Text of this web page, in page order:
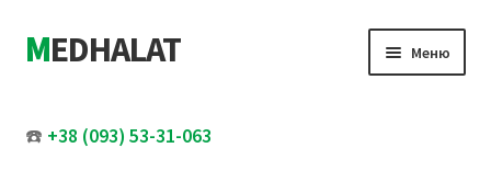
Перейти
до
Перейти
до MEDHALAT Меню
☎️ +38 (093) 53-31-063